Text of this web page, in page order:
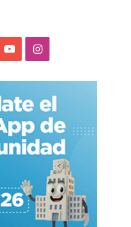
de Ormuz está bajo
de entendimiento y
En las últimas
contra buques
estadounidenses
del memorando
y Washington,
YouTubeInstagram